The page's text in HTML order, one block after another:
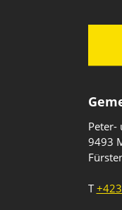
Peter-
9493
T